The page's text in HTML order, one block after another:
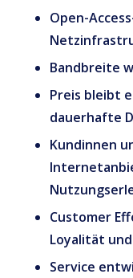
Open-
Bandbreite
Preis bleibt
dauerhafte
Kundinnen
Customer
Loyalität
Service